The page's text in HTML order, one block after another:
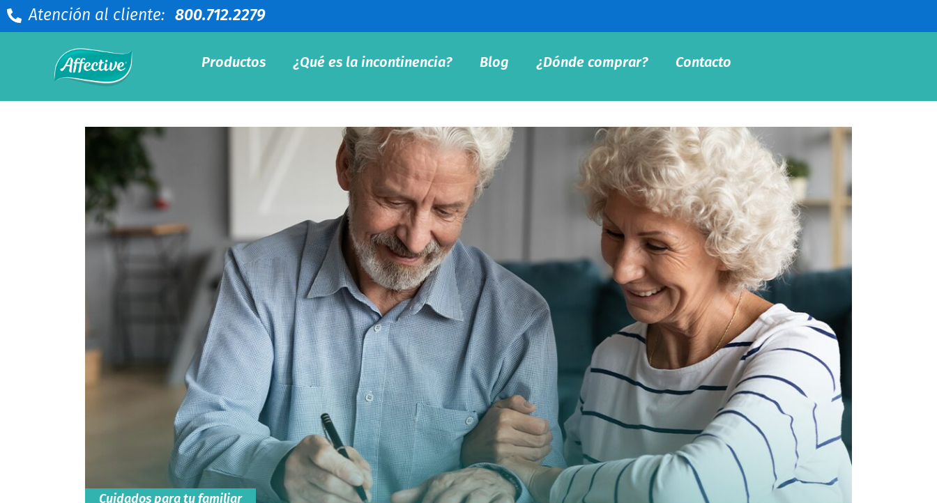
Atención al cliente: 800.712.2279
Productos ¿Qué es la incontinencia? Blog ¿Dónde comprar? Contacto
Cuidados para tu familiar